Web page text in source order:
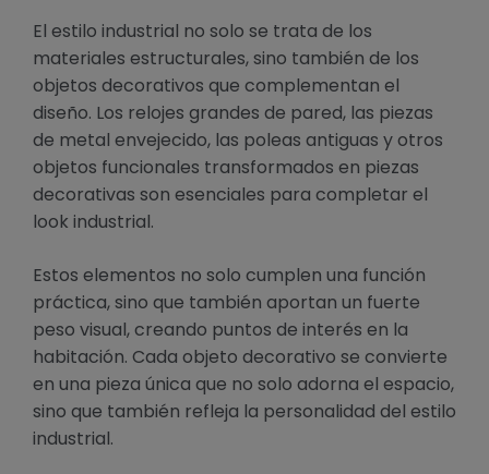
El estilo industrial no solo se trata de los
materiales estructurales, sino también de los
objetos decorativos que complementan el
diseño. Los relojes grandes de pared, las piezas
de metal envejecido, las poleas antiguas y otros
objetos funcionales transformados en piezas
decorativas son esenciales para completar el
look industrial.
Estos elementos no solo cumplen una función
práctica, sino que también aportan un fuerte
peso visual, creando puntos de interés en la
habitación. Cada objeto decorativo se convierte
en una pieza única que no solo adorna el espacio,
sino que también refleja la personalidad del estilo
industrial.